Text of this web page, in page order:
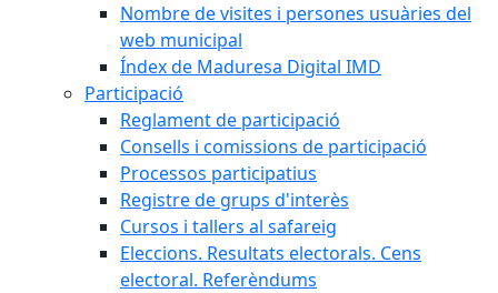
Nombre de visites i persones usuàries del
web municipal
Índex de Maduresa Digital IMD
Participació
Reglament de participació
Consells i comissions de participació
Processos participatius
Registre de grups d'interès
Cursos i tallers al safareig
Eleccions. Resultats electorals. Cens
electoral. Referèndums